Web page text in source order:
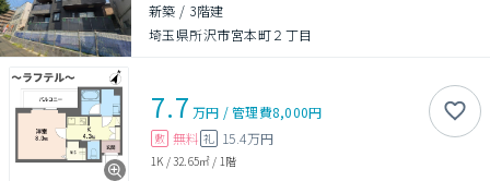
新築 / 3階建
埼玉県所沢市宮本町２丁目
7.7 万円 /管理費8,000円
敷 無料 礼 15.4万円
1K /32.65㎡ / 1階